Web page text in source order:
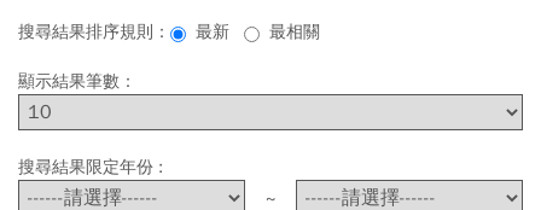
搜尋結果排序規則： 最新 最相關
顯示結果筆數：
搜尋結果限定年份 :
~